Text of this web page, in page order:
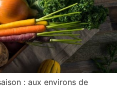
: aux environs de